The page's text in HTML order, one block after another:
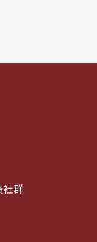
社群